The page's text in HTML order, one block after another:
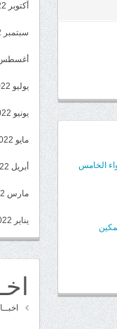
الخامس
أكتوبر 2022
سبتمبر 2022
أغسطس
يوليو 2022
يونيو 2022
مايو 2022
أبريل 2022
مارس 2022
يناير 2022